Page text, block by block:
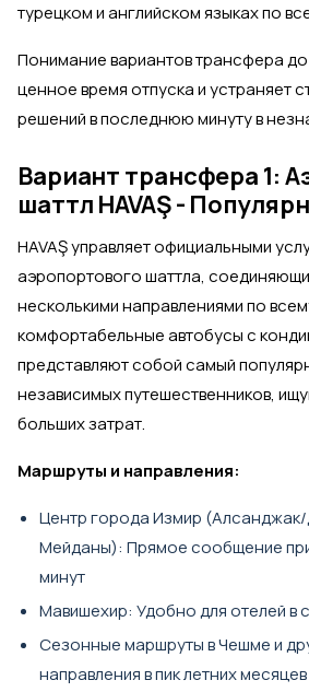
турецком и английском языках по
Понимание вариантов трансфера
ценное время отпуска и устраняет
решений в последнюю минуту в
Вариант трансфера 1:
шаттл HAVAŞ -
HAVAŞ управляет официальными
аэропортового шаттла,
несколькими направлениями по
комфортабельные автобусы с
представляют собой самый
независимых путешественников,
больших затрат.
Маршруты и направления:
Центр города Измир
Мейданы): Прямое сообщение
минут
Мавишехир: Удобно для отелей в
Сезонные маршруты в Чешме и
направления в пик летних месяцев